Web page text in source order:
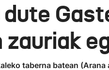
zauriak
taberna batean